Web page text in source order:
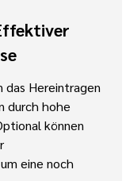
das Hereintragen
durch hohe
können
eine noch